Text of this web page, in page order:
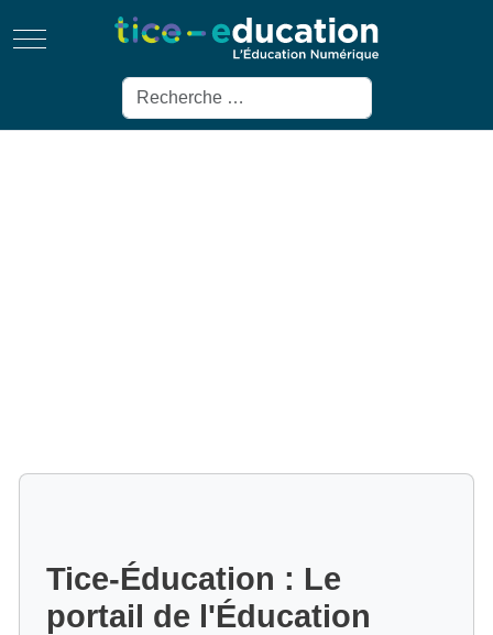
Mobile Menu Toggle
Rechercher
Tice-Éducation : Le
portail de l'Éducation